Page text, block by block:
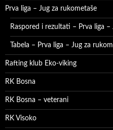
Prva liga – Jug za rukometaše
Raspored i rezultati – Prva liga –
Tabela – Prva liga – Jug za
Rafting klub Eko-viking
RK Bosna
RK Bosna – veterani
RK Visoko